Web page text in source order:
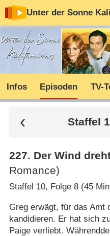
Unter der Sonne
Infos Episoden TV-
Staffel
227. Der Wind
Romance)
Staffel 10, Folge 8 (45
Greg erwägt, für das Amt
kandidieren. Er hat sich
Paige verliebt.